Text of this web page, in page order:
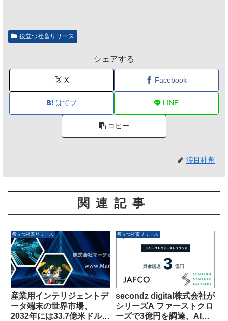
役立つ社畜リリース
シェアする
X Facebook
はてブ LINE
コピー
涙目社畜
関連記事
役立つ社畜リリース
産業用インテリジェントデ
ータ端末の世界市場、
2032年には33.7億米ドル規
役立つ社畜リリース
secondz digital株式会社が
シリーズA ファーストクロ
ーズで3億円を調達、AIブ